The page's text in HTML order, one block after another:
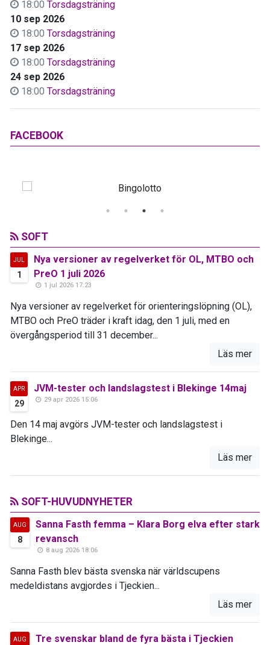
18:00 Torsdagsträning
10 sep 2026
18:00 Torsdagsträning
17 sep 2026
18:00 Torsdagsträning
24 sep 2026
18:00 Torsdagsträning
FACEBOOK
SOFT
JUL
1
Nya versioner av regelverket för OL, MTBO och
PreO 1 juli 2026
1 jul 2026 17:23
Nya versioner av regelverket för orienteringslöpning (OL),
MTBO och PreO träder i kraft idag, den 1 juli, med en
övergångsperiod till 31 december...
Läs mer
APR
29
JVM-tester och landslagstest i Blekinge 14maj
29 apr 2026 15:06
Den 14 maj avgörs JVM-tester och landslagstest i
Blekinge...
Läs mer
SOFT-HUVUDNYHETER
AUG
8
Sanna Fasth femma – Klara Borg elva efter stark
revansch
8 aug 2026 18:06
Sanna Fasth blev bästa svenska när världscupens
medeldistans avgjordes i Tjeckien...
Läs mer
AUG Tre svenskar bland de fyra bästa i Tjeckien